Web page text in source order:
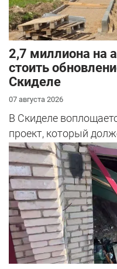
2,7 миллиона на
стоить
Скиделе
07 августа 2026
В Скиделе
проект, который
облик сразу четырех